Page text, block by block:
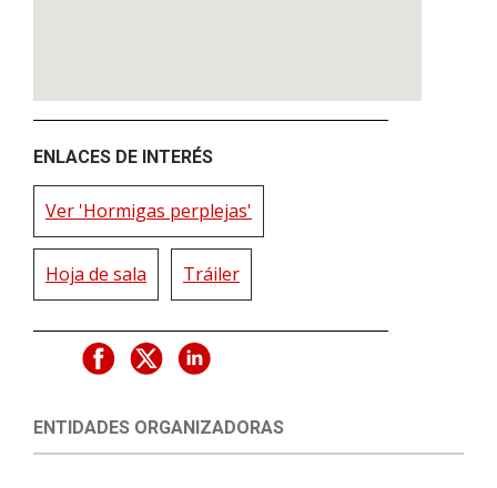
ENLACES DE INTERÉS
Ver 'Hormigas perplejas'
Hoja de sala Tráiler
ENTIDADES ORGANIZADORAS